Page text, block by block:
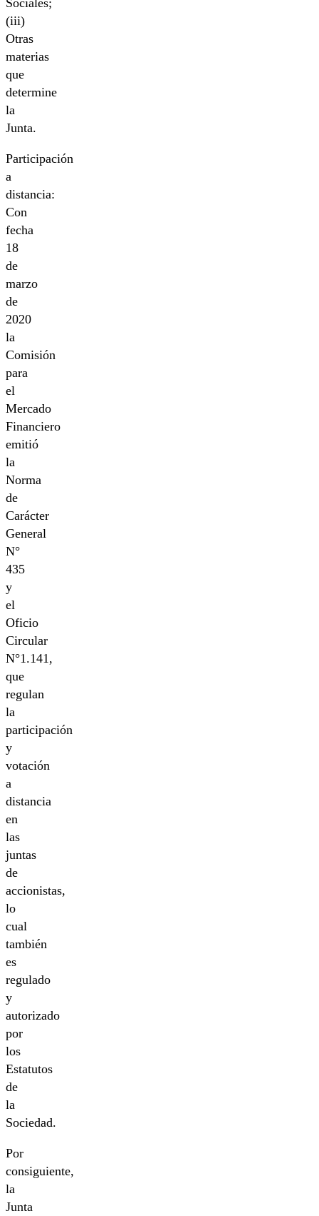
(iii)
Otras
materias
que
determine
la
Junta.
Participación
a
distancia:
Con
fecha
18
de
marzo
de
2020
la
Comisión
para
el
Mercado
Financiero
emitió
la
Norma
de
Carácter
General
N°
435
y
el
Oficio
Circular
N°1.141,
que
regulan
la
participación
y
votación
a
distancia
en
las
juntas
de
accionistas,
lo
cual
también
es
regulado
y
autorizado
por
los
Estatutos
de
la
Sociedad.
Por
consiguiente,
la
Junta